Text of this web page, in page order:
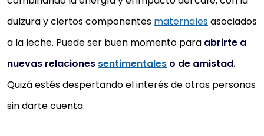
dulzura y ciertos componentes maternalesasociados
a la leche. Puede ser buen momento para abrirte a
nuevas relaciones sentimentales o de amistad.
Quizá estés despertando el interés de otras personas
sin darte cuenta.